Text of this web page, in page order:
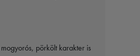
pörkölt karakter is